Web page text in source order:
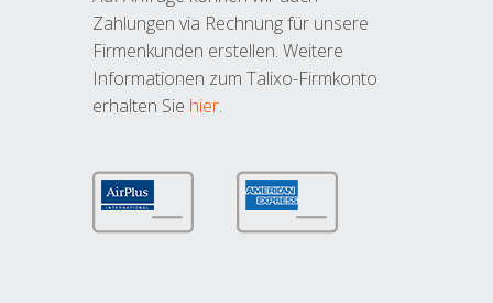
Zahlungen via Rechnung für unsere
Firmenkunden erstellen. Weitere
Informationen zum Talixo-Firmkonto
erhalten Sie hier.